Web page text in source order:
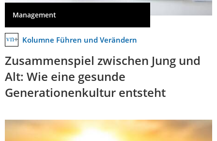
Management
Kolumne Führen und Verändern
Zusammenspiel zwischen Jung und
Alt: Wie eine gesunde
Generationenkultur entsteht